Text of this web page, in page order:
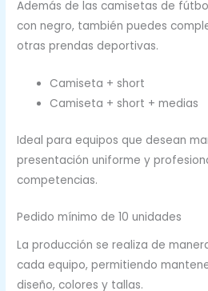
Además de las camisetas de
con negro, también puedes
otras prendas deportivas.
Camiseta + short
Camiseta + short + medias
Ideal para equipos que desean
presentación uniforme y
competencias.
Pedido mínimo de 10 unidades
La producción se realiza de
cada equipo, permitiendo
diseño, colores y tallas.